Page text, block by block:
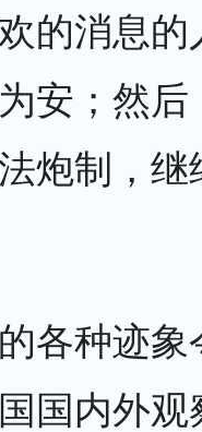
的消息的
安；然后
炮制，继
各种迹象
国内外观